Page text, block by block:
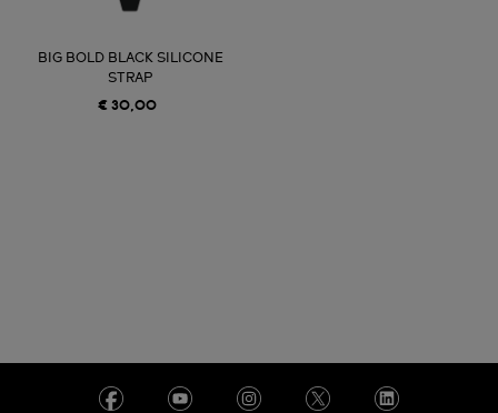
BIG BOLD BLACK SILICONE
STRAP
€ 30,00